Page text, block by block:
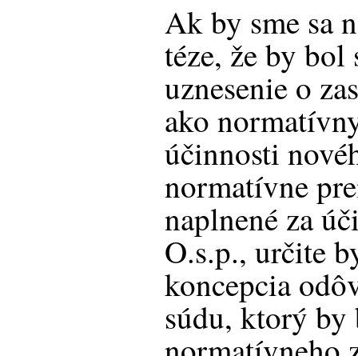
Ak by sme sa
téze, že by
uznesenie o
ako
účinnosti
normatívne
naplnené za
O.s.p., určite
koncepcia
súdu, ktorý by